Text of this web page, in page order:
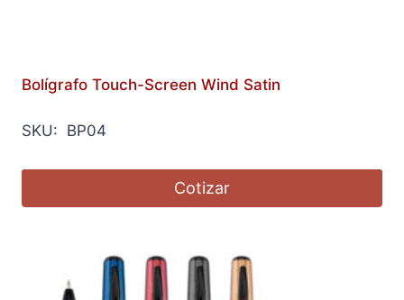
Bolígrafo Touch-Screen Wind Satin
SKU: BP04
Cotizar